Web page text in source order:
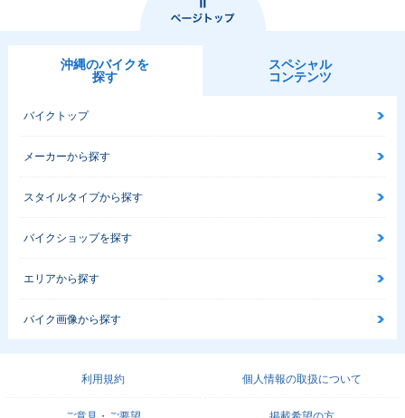
沖縄のバイクを
探す
スペシャル
コンテンツ
バイクトップ
メーカーから探す
スタイルタイプから探す
バイクショップを探す
エリアから探す
バイク画像から探す
利用規約 個人情報の取扱について